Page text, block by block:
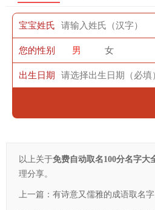
宝宝姓氏
您的性别 男 女
出生日期
以上关于免费自动取名100分名字大
理分享。
上一篇： 有诗意又儒雅的成语取名字